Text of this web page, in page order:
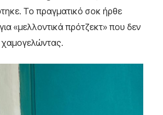
Το πραγματικό σοκ ήρθε
«μελλοντικά πρότζεκτ» που δεν
χαμογελώντας.